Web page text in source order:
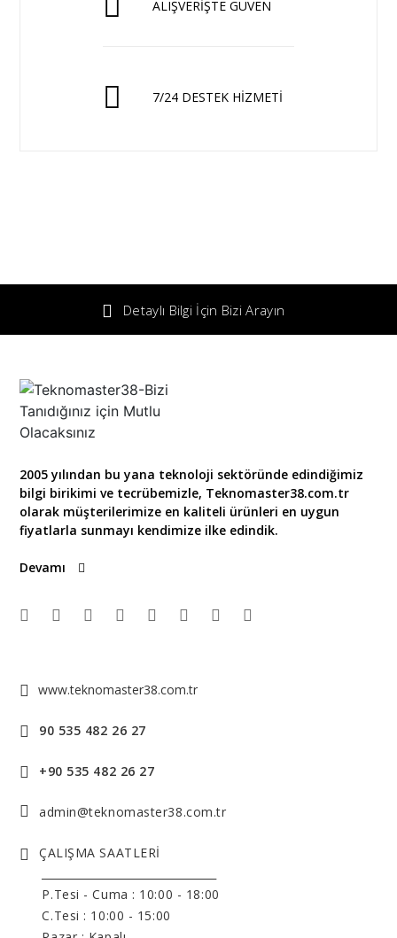
ALIŞVERİŞTE GÜVEN
7/24 DESTEK HİZMETİ
Detaylı Bilgi İçin Bizi Arayın
2005 yılından bu yana teknoloji sektöründe edindiğimiz
bilgi birikimi ve tecrübemizle, Teknomaster38.com.tr
olarak müşterilerimize en kaliteli ürünleri en uygun
fiyatlarla sunmayı kendimize ilke edindik.
Devamı
www.teknomaster38.com.tr
90 535 482 26 27
+90 535 482 26 27
admin@teknomaster38.com.tr
ÇALIŞMA SAATLERİ
P.Tesi - Cuma : 10:00 - 18:00
C.Tesi : 10:00 - 15:00